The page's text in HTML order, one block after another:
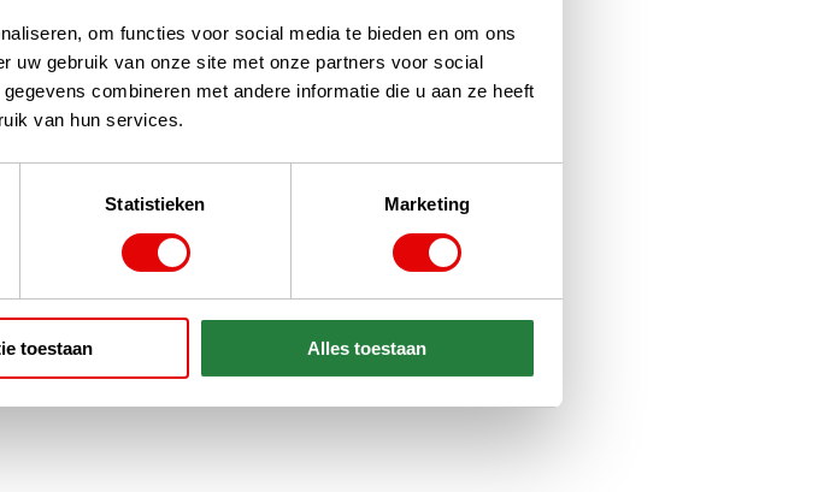
om functies voor social media te bieden en om ons
uw gebruik van onze site met onze partners voor social
combineren met andere informatie die u aan ze heeft
van hun services.
Statistieken Marketing
toestaan Alles toestaan